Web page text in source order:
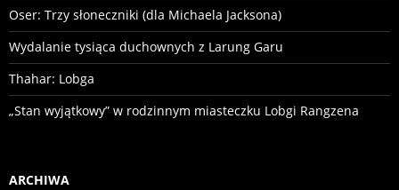
Oser: Trzy słoneczniki (dla Michaela Jacksona)
Wydalanie tysiąca duchownych z Larung Garu
Thahar: Lobga
„Stan wyjątkowy” w rodzinnym miasteczku Lobgi Rangzena
ARCHIWA